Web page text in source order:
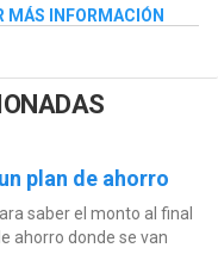
MÁS INFORMACIÓN
plan de ahorro
saber el monto al final
ahorro donde se van